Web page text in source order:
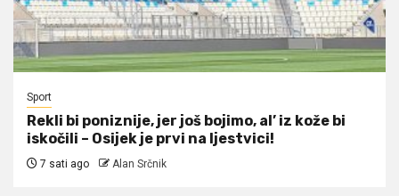
Sport
Rekli bi poniznije, jer još bojimo, al’ iz kože bi
iskočili – Osijek je prvi na ljestvici!
7 sati ago Alan Srčnik